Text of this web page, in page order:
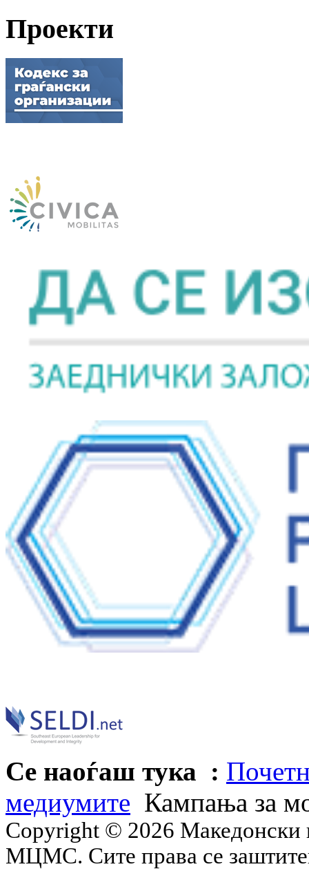
Проекти
Се наоѓаш тука :
медиумите Кампања за
Copyright © 2026 Македонски
МЦМС. Сите права се